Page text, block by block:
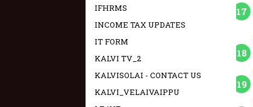
IFHRMS
INCOME TAX UPDATES
IT FORM
KALVI TV_2
KALVISOLAI - CONTACT US
KALVI_VELAIVAIPPU